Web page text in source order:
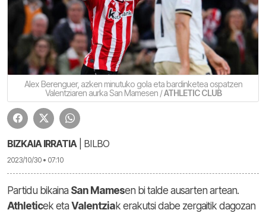
Alex Berenguer, azken minutuko gola eta bardinketea ospatzen
Valentziaren aurka San Mamesen /ATHLETIC CLUB
BIZKAIA IRRATIA| BILBO
2023/10/30 • 07:10
Partidu bikaina San Mamesen bi talde ausarten artean.
Athleticek eta Valentziak erakutsi dabe zergaitik dagozan